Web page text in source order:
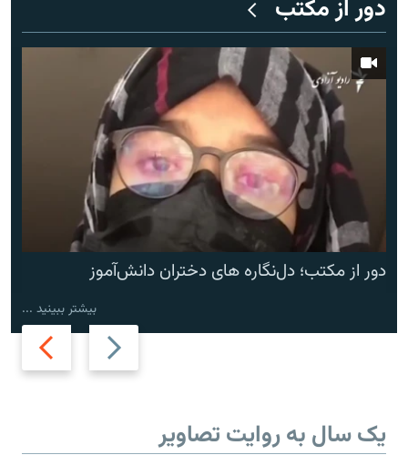
دور از مکتب
Previous
slide
Next
slide
دور از مکتب؛ دل‌نگاره های دختران دانش‌آموز
بیشتر ببینید ...
یک سال به روایت تصاویر